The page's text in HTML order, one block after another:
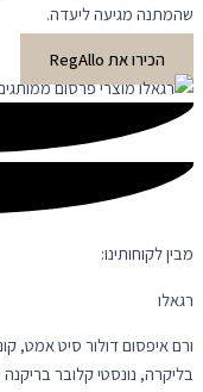
שהמתנה מגיעה ליעדה.
הכירו את RegAllo
מבין לקוחותינו:
רגאלו
ורם איפסום דולור סיט אמט,
בליקרה, נונסטי קלובר